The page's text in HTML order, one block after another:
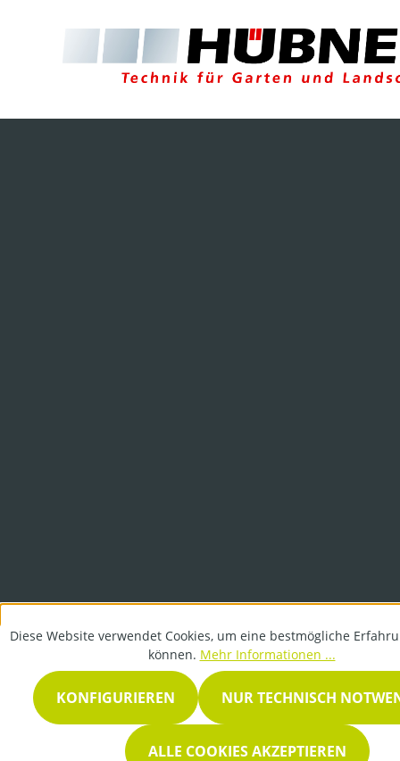
Diese Website verwendet Cookies, um eine bestmögliche
können. Mehr Informationen ...
NUR TECHNISCH
KONFIGURIEREN
ALLE COOKIES AKZEPTIEREN